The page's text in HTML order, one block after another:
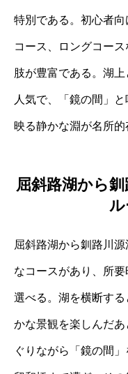
特別である。初心者
コース、ロングコー
肢が豊富である。湖
人気で、「鏡の間」
映る静かな淵が名所的
屈斜路湖から
ル
屈斜路湖から釧路川
なコースがあり、所
選べる。湖を横断す
かな景観を楽しんだあ
ぐりながら「鏡の間